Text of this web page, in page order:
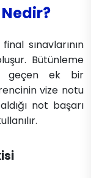
sınavlarının
Bütünleme
geçen ek bir
vize notu
not başarı